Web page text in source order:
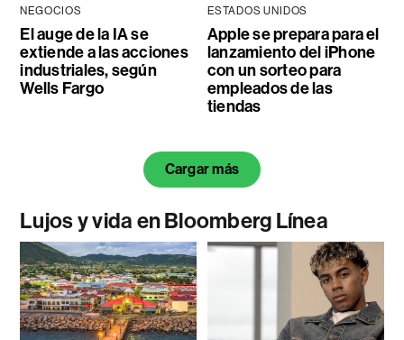
NEGOCIOS
El auge de la IA se
extiende a las acciones
industriales, según
Wells Fargo
ESTADOS UNIDOS
Apple se prepara para el
lanzamiento del iPhone
con un sorteo para
empleados de las
tiendas
Cargar más
Lujos y vida en Bloomberg Línea